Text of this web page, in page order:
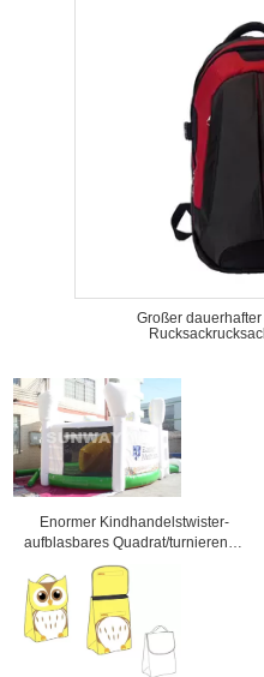
Großer
Enormer Kindhandelstwister-
aufblasbares Quadrat/turnierende
Arena mit CER